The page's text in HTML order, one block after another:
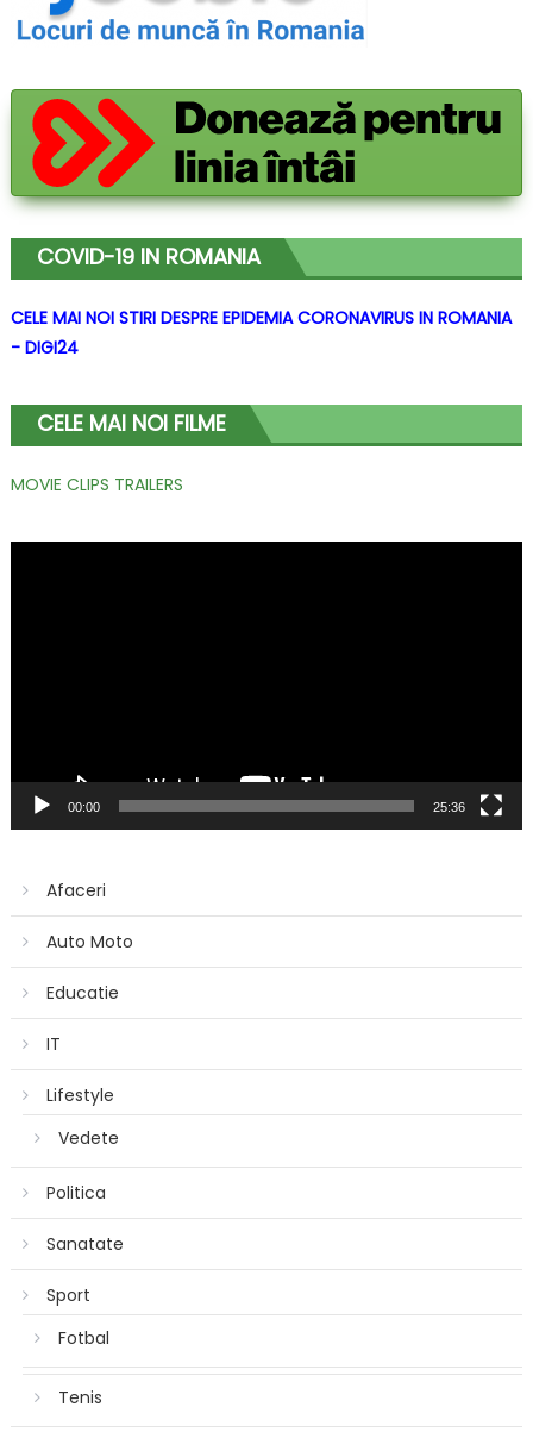
COVID-19 IN ROMANIA
CELE MAI NOI STIRI DESPRE EPIDEMIA CORONAVIRUS IN ROMANIA
- DIGI24
CELE MAI NOI FILME
MOVIE CLIPS TRAILERS
00:00 25:36
Afaceri
Auto Moto
Educatie
IT
Lifestyle
Vedete
Politica
Sanatate
Sport
Fotbal
Tenis